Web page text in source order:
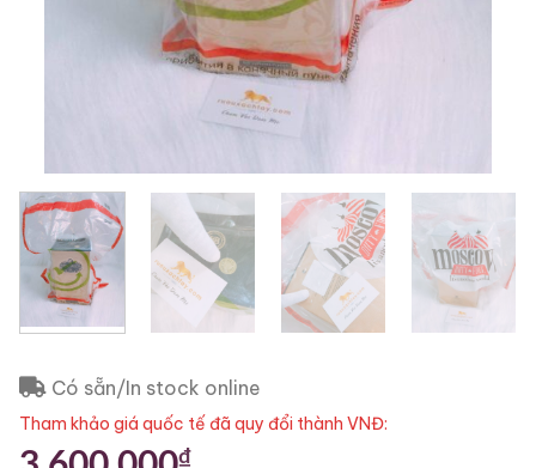
Có sẵn/In stock online
Tham khảo giá quốc tế đã quy đổi thành VNĐ:
₫